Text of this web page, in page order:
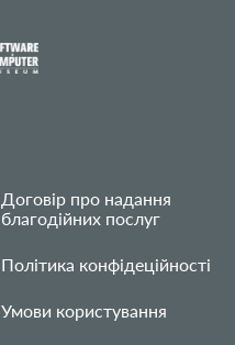
Договір про надання
благодійних послуг
Політика конфідеційності
Умови користування